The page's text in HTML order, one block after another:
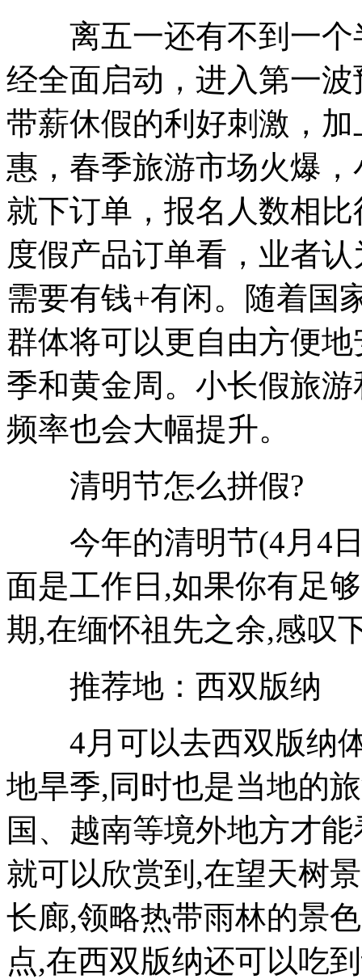
离五一还有不到一个
经全面启动，进入第一
带薪休假的利好刺激，
惠，春季旅游市场火爆
就下订单，报名人数相
度假产品订单看，业者
需要有钱+有闲。随着国
群体将可以更自由方便
季和黄金周。小长假旅
频率也会大幅提升。
清明节怎么拼假?
今年的清明节(4月4日
面是工作日,如果你有足
期,在缅怀祖先之余,感叹
推荐地：西双版纳
4月可以去西双版纳体
地旱季,同时也是当地的
国、越南等境外地方才
就可以欣赏到,在望天树
长廊,领略热带雨林的景
点,在西双版纳还可以吃